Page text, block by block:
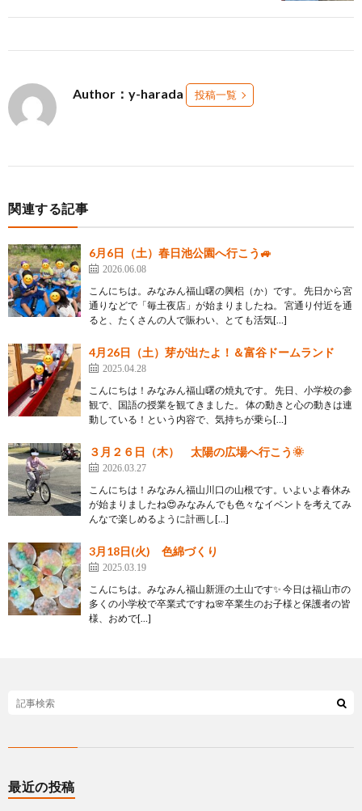
Author：y-harada 投稿一覧
関連する記事
6月6日（土）春日池公園へ行こう🚙
2026.06.08
こんにちは。みなみん福山曙の興梠（か）です。 先日から宮
通りなどで「毎土夜店」が始まりましたね。 宮通り付近を通
ると、たくさんの人で賑わい、とても活気[…]
4月26日（土）芽が出たよ！＆富谷ドームランド
2025.04.28
こんにちは！みなみん福山曙の焼丸です。 先日、小学校の参
観で、国語の授業を観てきました。 体の動きと心の動きは連
動している！という内容で、気持ちが乗ら[…]
３月２６日（木） 太陽の広場へ行こう🌞
2026.03.27
こんにちは！みなみん福山川口の山根です。いよいよ春休み
が始まりましたね😍みなみんでも色々なイベントを考えてみ
んなで楽しめるように計画し[…]
3月18日(火) 色綿づくり
2025.03.19
こんにちは。みなみん福山新涯の土山です✨ 今日は福山市の
多くの小学校で卒業式ですね🌸卒業生のお子様と保護者の皆
様、おめで[…]
最近の投稿